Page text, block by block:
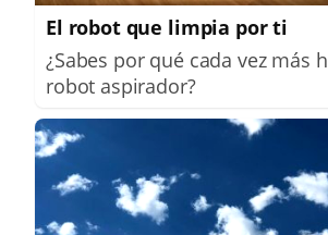
El robot que limpia por ti
¿Sabes por qué cada vez más
robot aspirador?